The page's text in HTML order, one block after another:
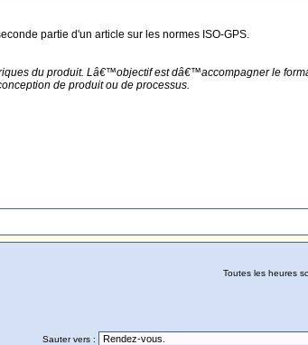
partie d'un article sur les normes ISO-GPS.
du produit. Lâ€™objectif est dâ€™accompagner le
de produit ou de processus.
Toutes les heures
Sauter vers :